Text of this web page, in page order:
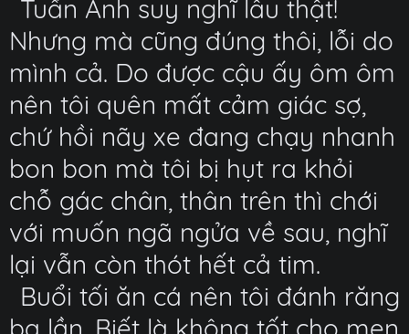
Tuấn Anh suy nghĩ lâu thật!
Nhưng mà cũng đúng thôi, lỗi do
mình cả. Do được cậu ấy ôm ôm
nên tôi quên mất cảm giác sợ,
chứ hồi nãy xe đang chạy nhanh
bon bon mà tôi bị hụt ra khỏi
chỗ gác chân, thân trên thì chới
với muốn ngã ngửa về sau, nghĩ
lại vẫn còn thót hết cả tim.
Buổi tối ăn cá nên tôi đánh răng